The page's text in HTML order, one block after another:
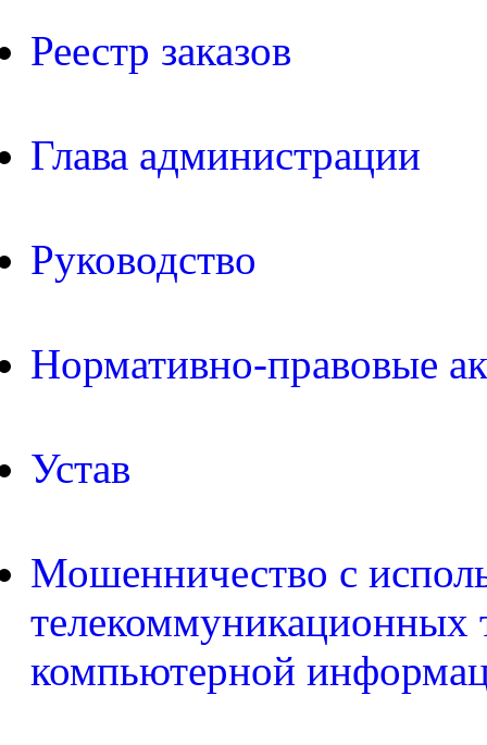
Реестр заказов
Глава администрации
Руководство
Нормативно-правовые
Устав
Мошенничество с
телекоммуникационных
компьютерной